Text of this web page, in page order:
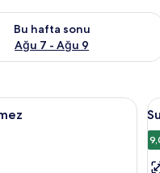
Bu hafta sonu
Ağu 7 - Ağu 9
için müsaitliği kontrol
güneşlik/perde, ücretsiz